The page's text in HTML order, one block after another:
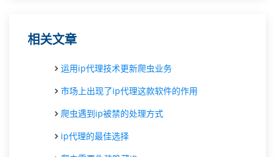
相关文章
运用ip代理技术更新爬虫业务
市场上出现了ip代理这款软件的作用
爬虫遇到ip被禁的处理方式
ip代理的最佳选择